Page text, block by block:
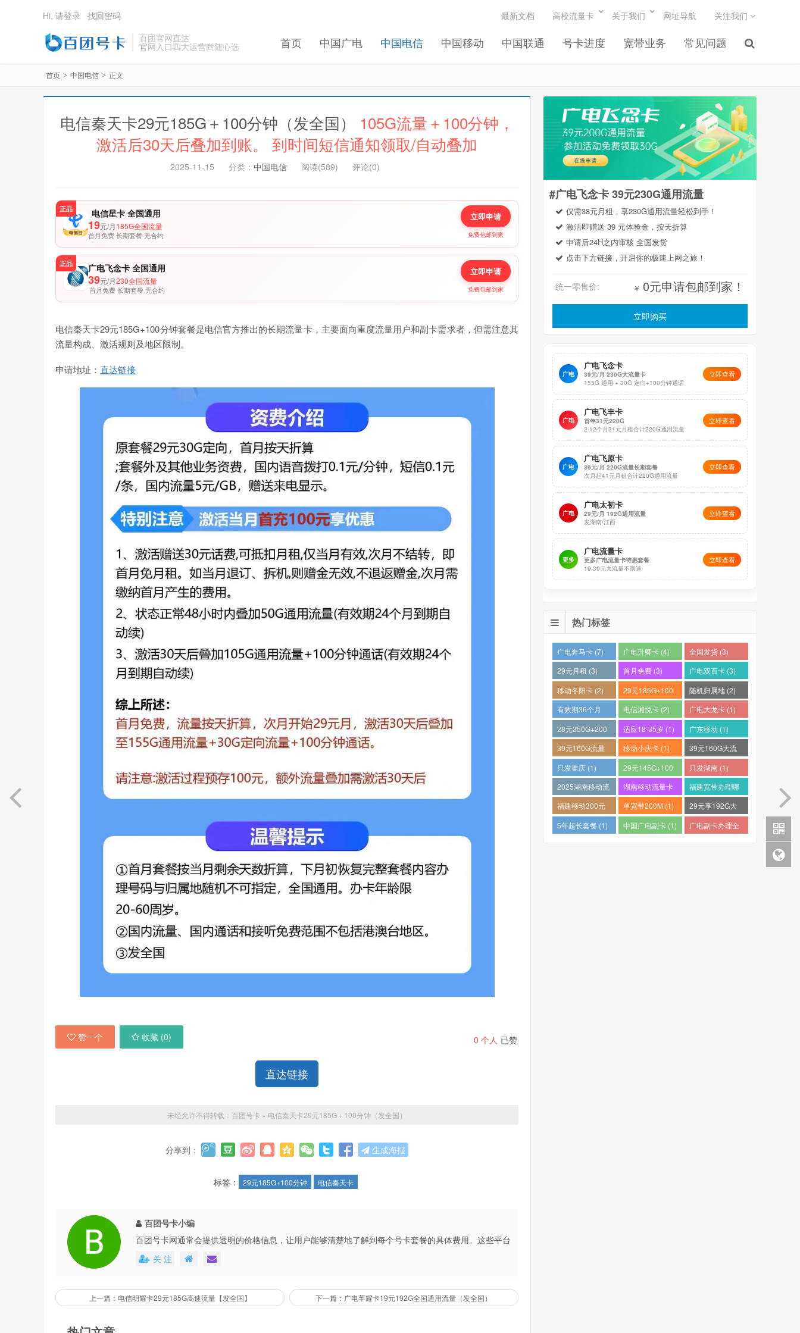
百团官网直达
官网入口四大运营商随心选 首页 中国广电 中国电信 中国移动 中国联通 号卡进度 宽带业务 常见问题
最新文档 高校流量卡 关于我们 网址导航 关注我们
Hi, 请登录 找回密码
首页 > 中国电信 > 正文
电信秦天卡29元185G＋100分钟（发全国） 105G流量＋100分钟，
激活后30天后叠加到账。 到时间短信通知领取/自动叠加
2025-11-15 分类： 中国电信 阅读(589) 评论(0)
正品 电信星卡 全国通用
19元/月185G全国流量
首月免费 长期套餐 无合约
立即申请
免费包邮到家
正品 广电飞念卡 全国通用
39元/月230全国流量
首月免费 长期套餐 无合约
立即申请
免费包邮到家
‌电信秦天卡29元185G+100分钟套餐是电信官方推出的长期流量卡，主要面向重度流量用户和副卡需求者‌，但需注意其
流量构成、激活规则及地区限制。
申请地址： 直达链接
0 个人 已赞
赞一个 收藏 (0)
直达链接
未经允许不得转载： 百团号卡 » 电信秦天卡29元185G＋100分钟（发全国）
分享到： 生成海报
标签： 29元185G+100分钟 电信秦天卡
百团号卡小编
百团号卡网通常会提供透明的价格信息，让用户能够清楚地了解到每个号卡套餐的具体费用。这些平台
还会不定期地推出各种优惠活动，不仅提高了用户的购买体验，也促进了市场的公平竞争。
关 注
上一篇：电信明耀卡29元185G高速流量【发全国】 下一篇：广电芊耀卡19元192G全国通用流量（发全国）
#广电飞念卡 39元230G通用流量
仅需38元月租，享230G通用流量轻松到手！
激活即赠送 39 元体验金，按天折算
申请后24H之内审核 全国发货
点击下方链接，开启你的极速上网之旅！
￥ 0元申请包邮到家！
统一零售价:
立即购买
广电
广电飞念卡
39元/月 230G大流量卡
155G 通用 + 30G 定向+100分钟通话
立即查看
广电
广电飞丰卡
首年31元220G
2-12个月31元月租合计220G通用流量
立即查看
广电
广电飞原卡
39元/月 220G流量长期套餐
次月起41元月租合计220G通用流量
立即查看
广电
广电太初卡
29元/月 192G通用流量
发湖南/江西
立即查看
更多
广电流量卡
更多广电流量卡特惠套餐
19-39元大流量不限速
立即查看
热门标签
广电奔马卡 (7) 广电升卿卡 (4)
全国发货 (3)
29元月租 (3)
首月免费 (3)
广电双百卡 (3)
移动冬阳卡 (2)
29元185G+100
分钟 (2)
随机归属地 (2)
有效期36个月
(2)
电信湘悦卡 (2)
广电大龙卡 (1)
28元350G+200
分钟 (1)
适应18-35岁 (1)
广东移动 (1)
39元160G流量
卡 (1)
移动小庆卡 (1)
39元160G大流
量电话卡 (1)
只发重庆 (1)
29元145G+100
分钟 (1)
只发湖南 (1)
2025湖南移动流
量卡哪个好 (1)
湖南移动流量卡
推荐 (1)
福建宽带办理哪
个最便宜 (1)
福建移动300元
包1年 (1)
单宽带200M (1)
29元享192G大
流量 (1)
5年超长套餐 (1) 中国广电副卡 (1)
广电副卡办理全
我们将发送一封验证邮件至你的邮箱, 请正确填写以